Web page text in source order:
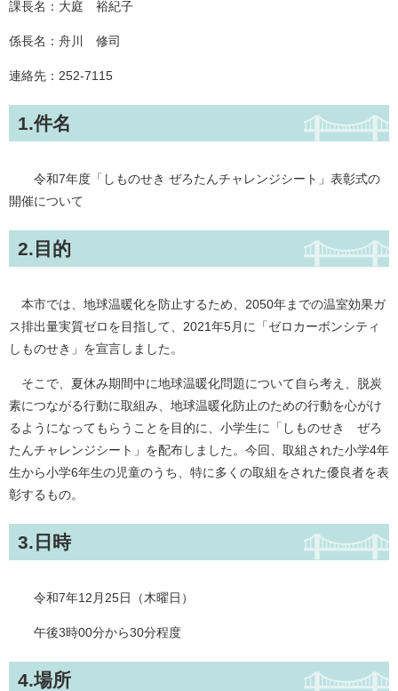
課長名：大庭 裕紀子
係長名：舟川 修司
連絡先：252-7115
1.件名
令和7年度「しものせき ぜろたんチャレンジシート」表彰式の
開催について
2.目的
本市では、地球温暖化を防止するため、2050年までの温室効果ガ
ス排出量実質ゼロを目指して、2021年5月に「ゼロカーボンシティ
しものせき」を宣言しました。
そこで、夏休み期間中に地球温暖化問題について自ら考え、脱炭
素につながる行動に取組み、地球温暖化防止のための行動を心がけ
るようになってもらうことを目的に、小学生に「しものせき ぜろ
たんチャレンジシート」を配布しました。今回、取組された小学4年
生から小学6年生の児童のうち、特に多くの取組をされた優良者を表
彰するもの。
3.日時
令和7年12月25日（木曜日）
午後3時00分から30分程度
4.場所